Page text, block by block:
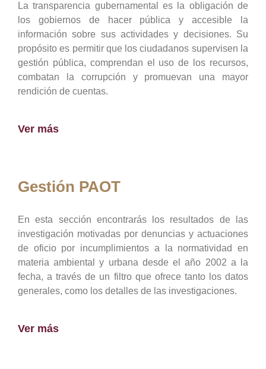
La transparencia gubernamental es la obligación de
los gobiernos de hacer pública y accesible la
información sobre sus actividades y decisiones. Su
propósito es permitir que los ciudadanos supervisen la
gestión pública, comprendan el uso de los recursos,
combatan la corrupción y promuevan una mayor
rendición de cuentas.
Ver más
Gestión PAOT
En esta sección encontrarás los resultados de las
investigación motivadas por denuncias y actuaciones
de oficio por incumplimientos a la normatividad en
materia ambiental y urbana desde el año 2002 a la
fecha, a través de un filtro que ofrece tanto los datos
generales, como los detalles de las investigaciones.
Ver más